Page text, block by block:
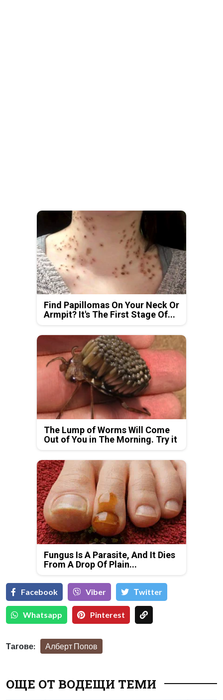
Find Papillomas On Your Neck Or
Armpit? It's The First Stage Of...
The Lump of Worms Will Come
Out of You in The Morning. Try it
Fungus Is A Parasite, And It Dies
From A Drop Of Plain...
Facebook Viber Тwitter
Whatsapp Pinterest
Тагове: Алберт Попов
ОЩЕ ОТ ВОДЕЩИ ТЕМИ